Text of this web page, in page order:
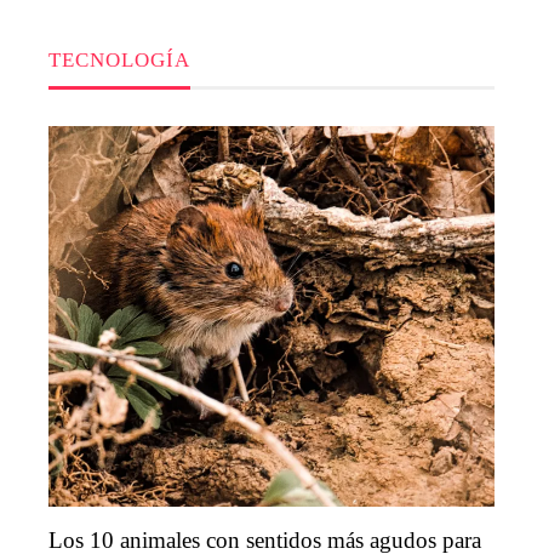
TECNOLOGÍA
Los 10 animales con sentidos más agudos para